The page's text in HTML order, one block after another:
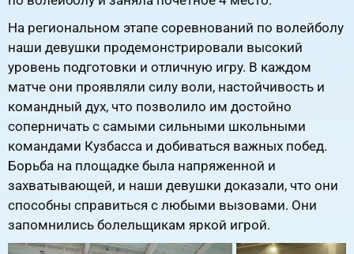
На региональном этапе соревнований по волейболу
наши девушки продемонстрировали высокий
уровень подготовки и отличную игру. В каждом
матче они проявляли силу воли, настойчивость и
командный дух, что позволило им достойно
соперничать с самыми сильными школьными
командами Кузбасса и добиваться важных побед.
Борьба на площадке была напряженной и
захватывающей, и наши девушки доказали, что они
способны справиться с любыми вызовами. Они
запомнились болельщикам яркой игрой.